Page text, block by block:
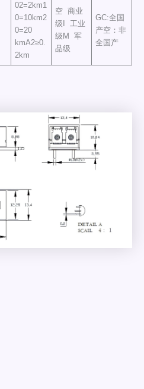
02=2km1
0=10km2
0=20
kmA2≥0.
2km
空 商业
级I 工业
级M 军
品级
GC:全国
产空：非
全国产